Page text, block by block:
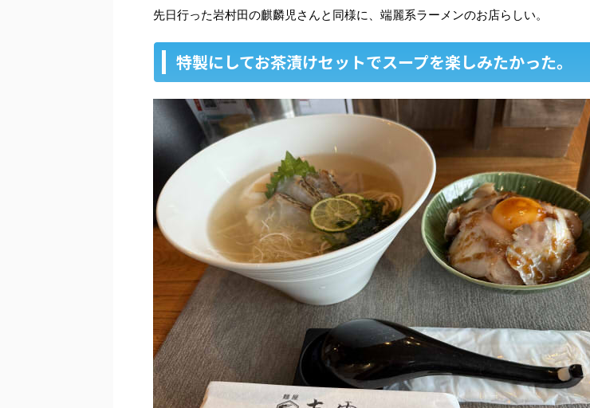
先日行った岩村田の麒麟児さんと同様に、端麗系ラーメンのお店らしい。
特製にしてお茶漬けセットでスープを楽しみたかった。